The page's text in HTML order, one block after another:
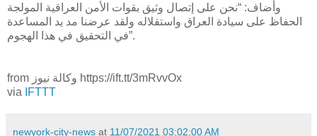
وأضاف: “نحن على إتصال وثيق بقوات الأمن العراقية المولجة
الحفاظ على سيادة العراق واستقلاله ولقد عرضنا مد يد المساعدة
في التحقيق في هذا الهجوم”.
from وكالة نيوز https://ift.tt/3mRvvOx
via
IFTTT
newyork-city-news at 11/07/2021 03:02:00 AM